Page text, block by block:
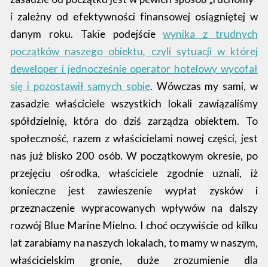
i zależny od efektywności finansowej osiągniętej w
danym roku. Takie podejście
wynika z trudnych
początków naszego obiektu, czyli sytuacji w której
deweloper i jednocześnie operator hotelowy wycofał
się i pozostawił samych sobie. Wówczas my sami, w
zasadzie właściciele wszystkich lokali zawiązaliśmy
spółdzielnię, która do dziś zarządza obiektem. To
społeczność, razem z właścicielami nowej części, jest
nas już blisko 200 osób. W początkowym okresie, po
przejęciu ośrodka, właściciele zgodnie uznali, iż
konieczne jest zawieszenie wypłat zysków i
przeznaczenie wypracowanych wpływów na dalszy
rozwój Blue Marine Mielno. I choć oczywiście od kilku
lat zarabiamy na naszych lokalach, to mamy w naszym,
właścicielskim gronie, duże zrozumienie dla